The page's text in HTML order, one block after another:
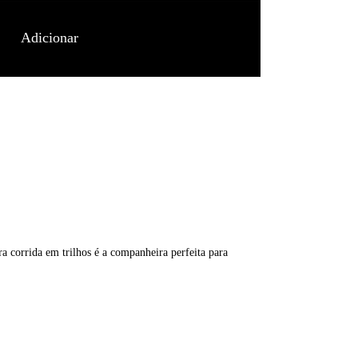
Adicionar
corrida em trilhos é a companheira perfeita para